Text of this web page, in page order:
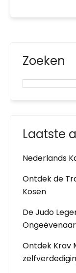
Zoeken
Laatste
Nederlands
Ontdek de
Kosen
De Judo
Ontdek Krav